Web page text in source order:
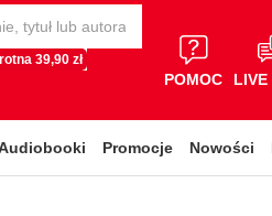
39,90 zł
POMOC LIVE
Promocje Nowości